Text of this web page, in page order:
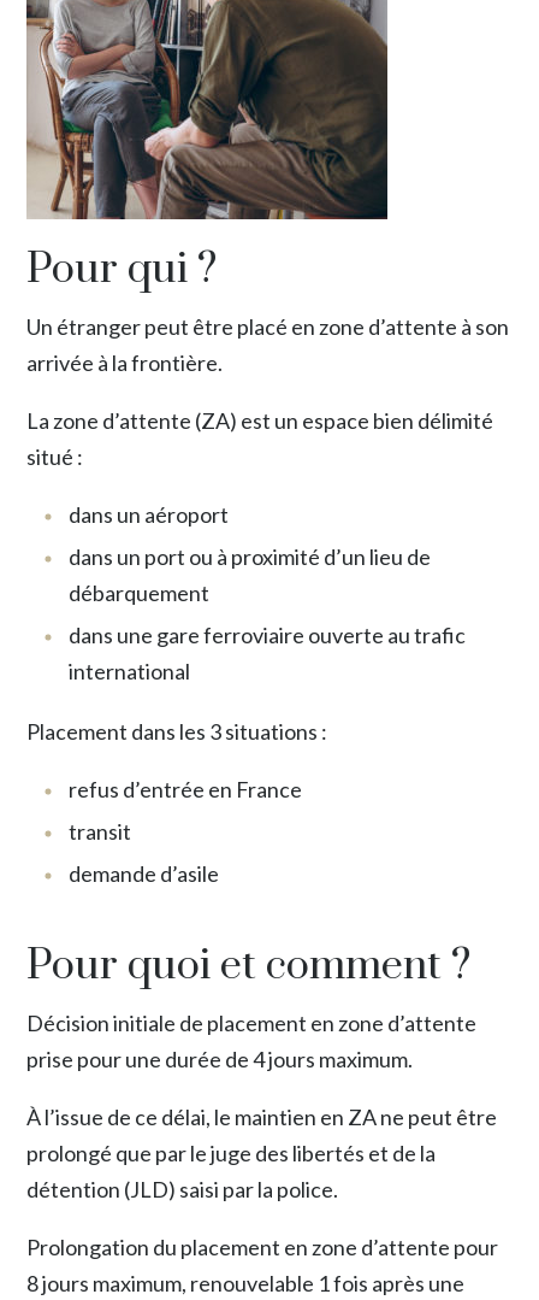
Pour qui ?
Un étranger peut être placé en zone d’attente à son
arrivée à la frontière.
La zone d’attente (ZA) est un espace bien délimité
situé :
dans un aéroport
dans un port ou à proximité d’un lieu de
débarquement
dans une gare ferroviaire ouverte au trafic
international
Placement dans les 3 situations :
refus d’entrée en France
transit
demande d’asile
Pour quoi et comment ?
Décision initiale de placement en zone d’attente
prise pour une durée de 4 jours maximum.
À l’issue de ce délai, le maintien en ZA ne peut être
prolongé que par le juge des libertés et de la
détention (JLD) saisi par la police.
Prolongation du placement en zone d’attente pour
8 jours maximum, renouvelable 1 fois après une